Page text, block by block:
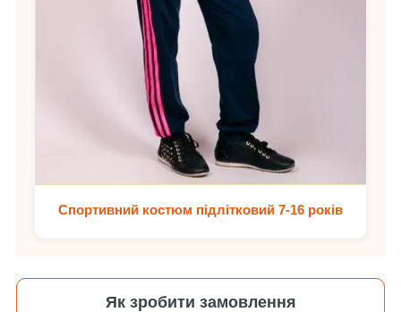
Спортивний костюм підлітковий 7-16 років
Як зробити замовлення